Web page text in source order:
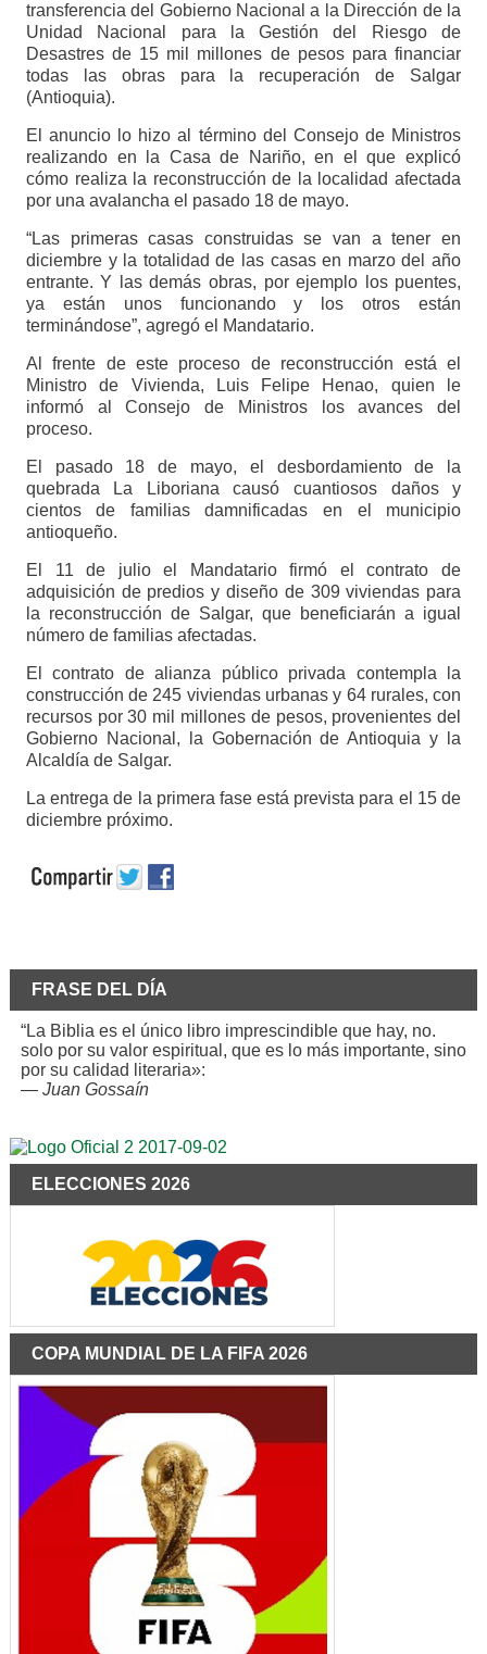
transferencia del Gobierno Nacional a la Dirección de la
Unidad Nacional para la Gestión del Riesgo de
Desastres de 15 mil millones de pesos para financiar
todas las obras para la recuperación de Salgar
(Antioquia).
El anuncio lo hizo al término del Consejo de Ministros
realizando en la Casa de Nariño, en el que explicó
cómo realiza la reconstrucción de la localidad afectada
por una avalancha el pasado 18 de mayo.
“Las primeras casas construidas se van a tener en
diciembre y la totalidad de las casas en marzo del año
entrante. Y las demás obras, por ejemplo los puentes,
ya están unos funcionando y los otros están
terminándose”, agregó el Mandatario.
Al frente de este proceso de reconstrucción está el
Ministro de Vivienda, Luis Felipe Henao, quien le
informó al Consejo de Ministros los avances del
proceso.
El pasado 18 de mayo, el desbordamiento de la
quebrada La Liboriana causó cuantiosos daños y
cientos de familias damnificadas en el municipio
antioqueño.
El 11 de julio el Mandatario firmó el contrato de
adquisición de predios y diseño de 309 viviendas para
la reconstrucción de Salgar, que beneficiarán a igual
número de familias afectadas.
El contrato de alianza público privada contempla la
construcción de 245 viviendas urbanas y 64 rurales, con
recursos por 30 mil millones de pesos, provenientes del
Gobierno Nacional, la Gobernación de Antioquia y la
Alcaldía de Salgar.
La entrega de la primera fase está prevista para el 15 de
diciembre próximo.
FRASE DEL DÍA
“La Biblia es el único libro imprescindible que hay, no.
solo por su valor espiritual, que es lo más importante, sino
por su calidad literaria»:
— Juan Gossaín
ELECCIONES 2026
COPA MUNDIAL DE LA FIFA 2026